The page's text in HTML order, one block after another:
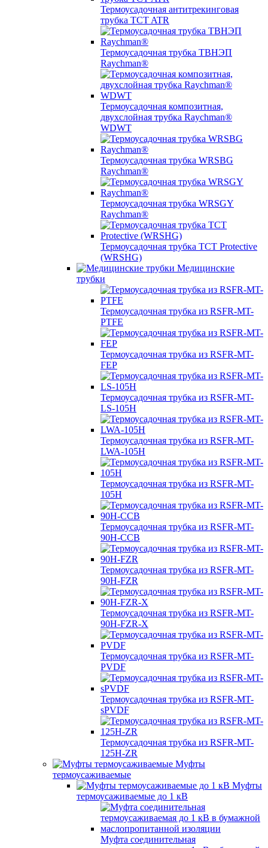
Термоусадочная антитрекинговая
трубка TCT ATR
Термоусадочная трубка ТВНЭП
Raychman®
Термоусадочная композитная,
двухслойная трубка Raychman®
WDWT
Термоусадочная трубка WRSBG
Raychman®
Термоусадочная трубка WRSGY
Raychman®
Термоусадочная трубка TCT Protective
(WRSHG)
Медицинские
трубки
Термоусадочная трубка из RSFR-MT-
PTFE
Термоусадочная трубка из RSFR-MT-
FEP
Термоусадочная трубка из RSFR-MT-
LS-105H
Термоусадочная трубка из RSFR-MT-
LWA-105H
Термоусадочная трубка из RSFR-MT-
105H
Термоусадочная трубка из RSFR-MT-
90H-CCB
Термоусадочная трубка из RSFR-MT-
90H-FZR
Термоусадочная трубка из RSFR-MT-
90H-FZR-X
Термоусадочная трубка из RSFR-MT-
PVDF
Термоусадочная трубка из RSFR-MT-
sPVDF
Термоусадочная трубка из RSFR-MT-
125H-ZR
Муфты
термоусаживаемые
Муфты
термоусаживаемые до 1 кВ
Муфта соединительная